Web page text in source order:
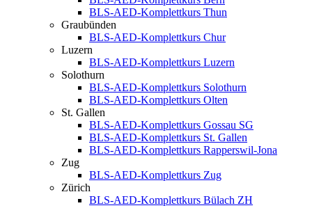
BLS-AED-Komplettkurs Thun
Graubünden
BLS-AED-Komplettkurs Chur
Luzern
BLS-AED-Komplettkurs Luzern
Solothurn
BLS-AED-Komplettkurs Solothurn
BLS-AED-Komplettkurs Olten
St. Gallen
BLS-AED-Komplettkurs Gossau SG
BLS-AED-Komplettkurs St. Gallen
BLS-AED-Komplettkurs Rapperswil-Jona
Zug
BLS-AED-Komplettkurs Zug
Zürich
BLS-AED-Komplettkurs Bülach ZH